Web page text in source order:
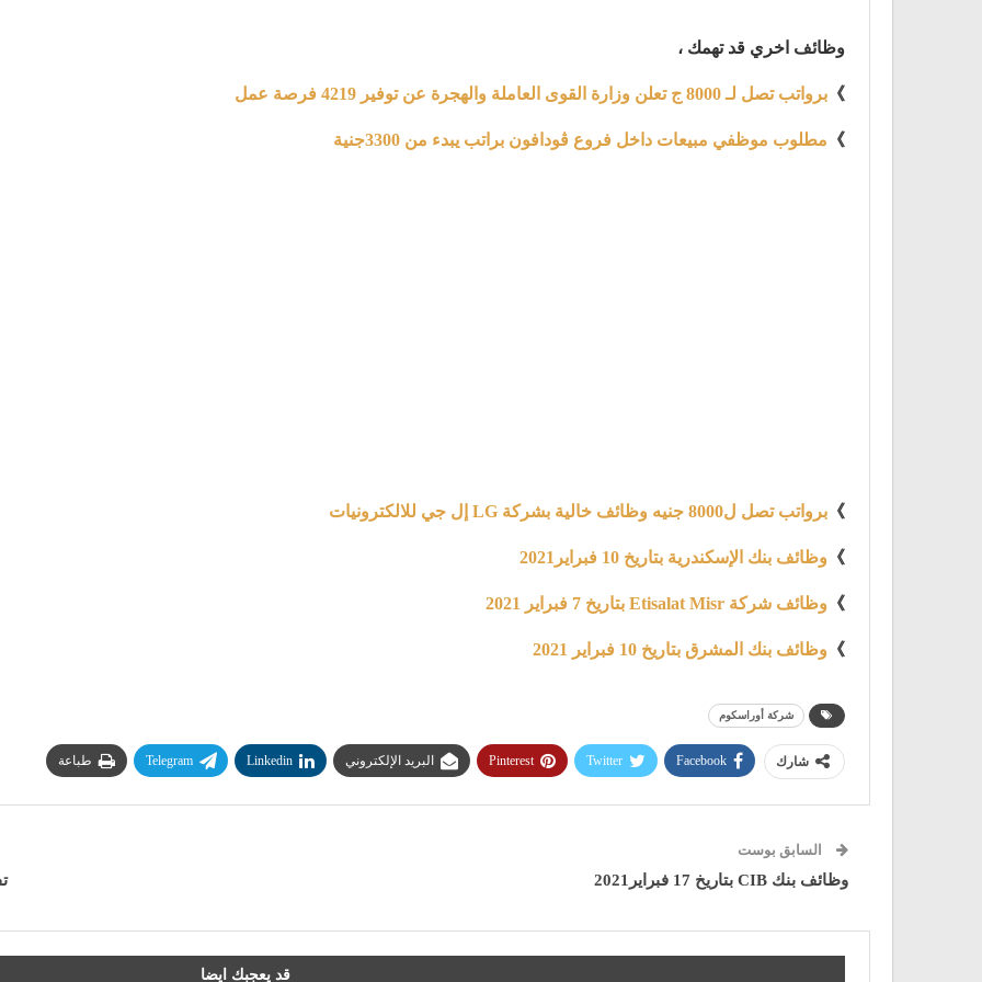
وظائف اخري قد تهمك ،
》 برواتب تصل لـ 8000 ج تعلن وزارة القوى العاملة والهجرة عن توفير 4219 فرصة عمل
》 مطلوب موظفي مبيعات داخل فروع ڤودافون براتب يبدء من 3300جنية
》 برواتب تصل ل8000 جنيه وظائف خالية بشركة LG إل جي للالكترونيات
》 وظائف بنك الإسكندرية بتاريخ 10 فبراير2021
》 وظائف شركة Etisalat Misr بتاريخ 7 فبراير 2021
》 وظائف بنك المشرق بتاريخ 10 فبراير 2021
شركة أوراسكوم
شارك Facebook
Twitter
Pinterest البريد الإلكتروني Linkedin
Telegram طباعة
السابق بوست
وظائف بنك CIB بتاريخ 17 فبراير2021
قد يعجبك ايضا